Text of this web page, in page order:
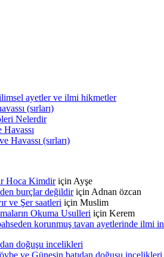
ayetler ve ilmi hikmetler
(sırları)
Nelerdir
Havassı (sırları)
Hoca Kimdiriçin Ayşe
burçlar değildiriçin Adnan özcan
ve Şer saatleri için Muslim
Okuma Usulleri için Kerem
korunmuş tavan ayetlerinde ilmi
doğuşu incelikleri
ve Güneşin batıdan doğuşu incelikleri